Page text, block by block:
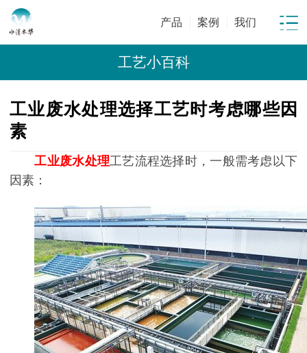
产品 案例 我们
工艺小百科
工业废水处理选择工艺时考虑哪些因
素
工业废水处理工艺流程选择时，一般需考虑以下
因素：